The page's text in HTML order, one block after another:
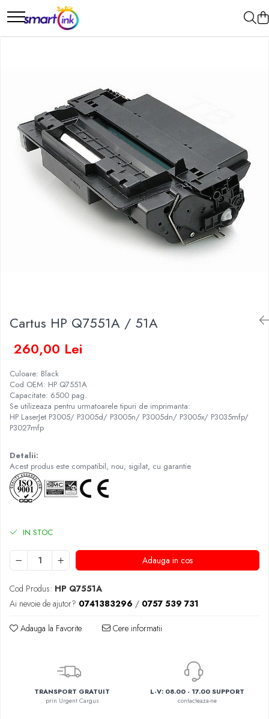
Cartus HP Q7551A / 51A
260,00 Lei
Culoare: Black
Cod OEM: HP Q7551A
Capacitate: 6500 pag.
Se utilizeaza pentru urmatoarele tipuri de imprimanta:
HP LaserJet P3005/ P3005d/ P3005n/ P3005dn/ P3005x/ P3035mfp/
P3027mfp
Detalii:
Acest produs este compatibil, nou, sigilat, cu garantie
IN STOC
Adauga in cos
Cod Produs: HP Q7551A
Ai nevoie de ajutor? 0741383296 / 0757 539 731
Adauga la Favorite Cere informatii
TRANSPORT GRATUIT
prin Urgent Cargus
L-V: 08.00 - 17.00 SUPPORT
contacteaza-ne